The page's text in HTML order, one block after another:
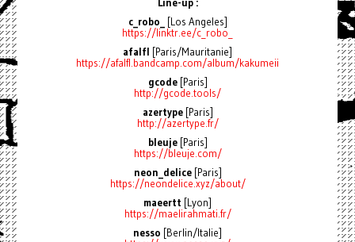
c_robo_
[Los Angeles]
https://linktr.ee/c_robo_
afalfl [Paris/Mauritanie]
https://afalfl.bandcamp.com/album/kakumeii
gcode[Paris]
http://gcode.tools/
azertype[Paris]
http://azertype.fr/
bleuje[Paris]
https://bleuje.com/
neon_delice[Paris]
https://neondelice.xyz/about/
maeertt [Lyon]
https://maelirahmati.fr/
nesso [Berlin/Italie]